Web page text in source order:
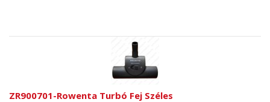
ZR900701-Rowenta Turbó Fej Széles